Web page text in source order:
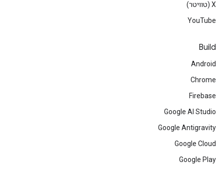
‫X (טוויטר)
YouTube
Build
Android
Chrome
Firebase
Google AI Studio
Google Antigravity
Google Cloud
Google Play